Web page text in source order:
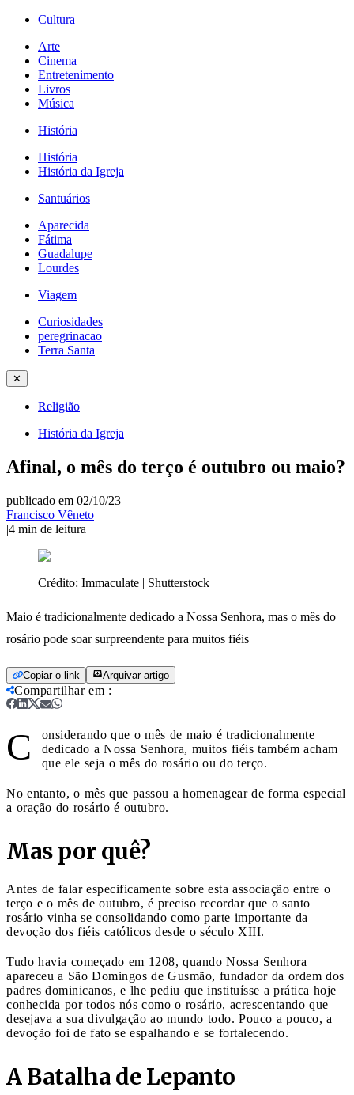
Cultura
Arte
Cinema
Entretenimento
Livros
Música
História
História
História da Igreja
Santuários
Aparecida
Fátima
Guadalupe
Lourdes
Viagem
Curiosidades
peregrinacao
Terra Santa
✕
Religião
História da Igreja
Afinal, o mês do terço é outubro ou maio?
publicado em 02/10/23|
Francisco Vêneto
|4 min de leitura
Crédito: Immaculate | Shutterstock
Maio é tradicionalmente dedicado a Nossa Senhora, mas o mês do
rosário pode soar surpreendente para muitos fiéis
Copiar o link Arquivar artigo
Compartilhar em :
C
onsiderando que o mês de maio é tradicionalmente
dedicado a Nossa Senhora, muitos fiéis também acham
que ele seja o mês do rosário ou do terço.
No entanto, o mês que passou a homenagear de forma especial
a oração do rosário é outubro.
Mas por quê?
Antes de falar especificamente sobre esta associação entre o
terço e o mês de outubro, é preciso recordar que o santo
rosário vinha se consolidando como parte importante da
devoção dos fiéis católicos desde o século XIII.
Tudo havia começado em 1208, quando Nossa Senhora
apareceu a São Domingos de Gusmão, fundador da ordem dos
padres dominicanos, e lhe pediu que instituísse a prática hoje
conhecida por todos nós como o rosário, acrescentando que
desejava a sua divulgação ao mundo todo. Pouco a pouco, a
devoção foi de fato se espalhando e se fortalecendo.
A Batalha de Lepanto